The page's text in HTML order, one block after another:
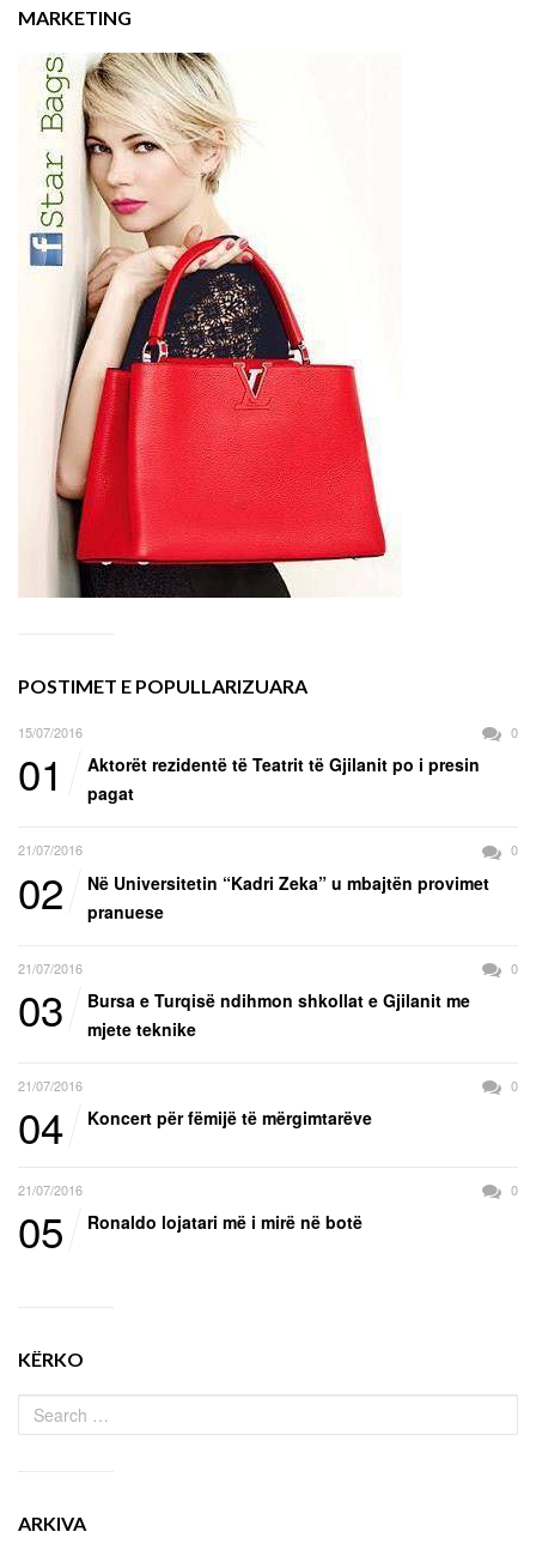
MARKETING
POSTIMET E POPULLARIZUARA
15/07/2016 0
01
Aktorët rezidentë të Teatrit të Gjilanit po i presin
pagat
21/07/2016 0
02
Në Universitetin “Kadri Zeka” u mbajtën provimet
pranuese
21/07/2016 0
03
Bursa e Turqisë ndihmon shkollat e Gjilanit me
mjete teknike
21/07/2016 0
04 Koncert për fëmijë të mërgimtarëve
21/07/2016 0
05 Ronaldo lojatari më i mirë në botë
KËRKO
ARKIVA